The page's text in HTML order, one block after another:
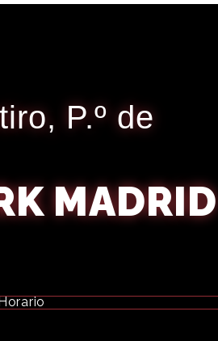
P.º de
MADRID
Horario